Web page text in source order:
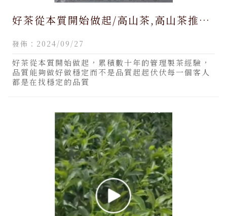
好茶從本質開始做起/高山茶,高山茶推薦,
茶推薦
發佈：2024/09/27
好茶從本質開始做起，累積數十年的管理製茶經驗，
品質能夠做好做穩定而不是品質起起伏伏每一個客人
都是在找穩定的品質